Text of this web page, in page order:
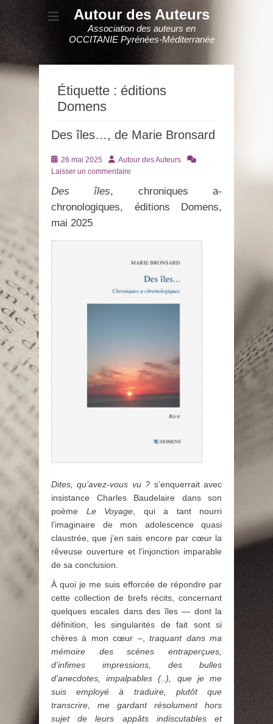
Autour des Auteurs
Association des auteurs en
OCCITANIE Pyrénées-Méditerranée
Étiquette : éditions
Domens
Des îles…, de Marie Bronsard
Posté
le
26 mai 2025 AuteurAutour des Auteurs
Laisser un commentaire
Des îles, chroniques a-
chronologiques, éditions Domens,
mai 2025
Dites, qu’avez-vous vu ? s’enquerrait avec
insistance Charles Baudelaire dans son
poème Le Voyage , qui a tant nourri
l’imaginaire de mon adolescence quasi
claustrée, que j’en sais encore par cœur la
rêveuse ouverture et l’injonction imparable
de sa conclusion
À quoi je me suis efforcée de répondre par
cette collection de brefs récits, concernant
quelques escales dans des îles — dont la
définition, les singularités de fait sont si
chères à mon cœur –,traquant dans ma
mémoire des scènes entraperçues,
d’infimes impressions, des bulles
d’anecdotes, impalpables (..), que je me
suis employé à traduire, plutôt que
transcrire, me gardant résolument hors
sujet de leurs appâts indiscutables et